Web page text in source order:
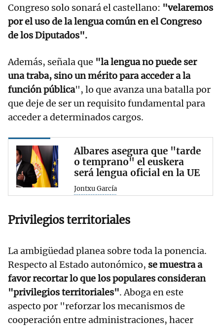
Congreso solo sonará el castellano: "velaremos
por el uso de la lengua común en el Congreso
de los Diputados".
Además, señala que "la lengua no puede ser
una traba, sino un mérito para acceder a la
función pública", lo que avanza una batalla por
que deje de ser un requisito fundamental para
acceder a determinados cargos.
Albares asegura que "tarde
o temprano" el euskera
será lengua oficial en la UE
Jontxu García
Privilegios territoriales
La ambigüedad planea sobre toda la ponencia.
Respecto al Estado autonómico, se muestra a
favor recortar lo que los populares consideran
"privilegios territoriales". Aboga en este
aspecto por "reforzar los mecanismos de
cooperación entre administraciones, hacer